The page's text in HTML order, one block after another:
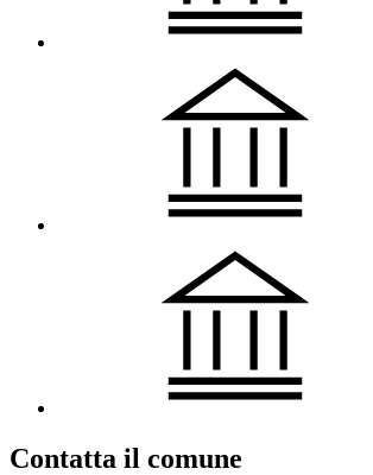
Contatta il comune